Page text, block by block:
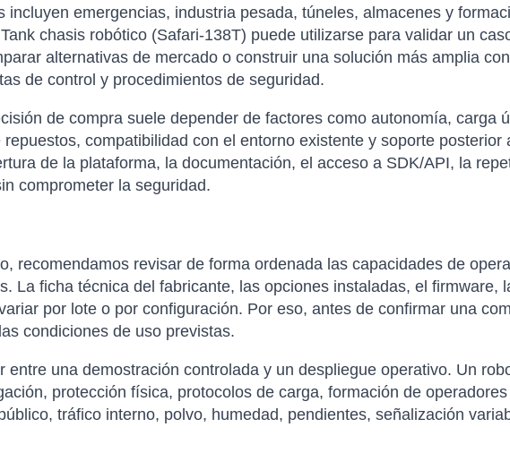
incluyen emergencias, industria pesada, túneles, almacenes y
chasis robótico (Safari-138T) puede utilizarse para validar un
alternativas de mercado o construir una solución más amplia
de control y procedimientos de seguridad.
de compra suele depender de factores como autonomía, carga
compatibilidad con el entorno existente y soporte
de la plataforma, la documentación, el acceso a SDK/API, la
comprometer la seguridad.
recomendamos revisar de forma ordenada las capacidades de
La ficha técnica del fabricante, las opciones instaladas, el firmware,
por lote o por configuración. Por eso, antes de confirmar una
condiciones de uso previstas.
entre una demostración controlada y un despliegue operativo. Un
protección física, protocolos de carga, formación de
tráfico interno, polvo, humedad, pendientes, señalización